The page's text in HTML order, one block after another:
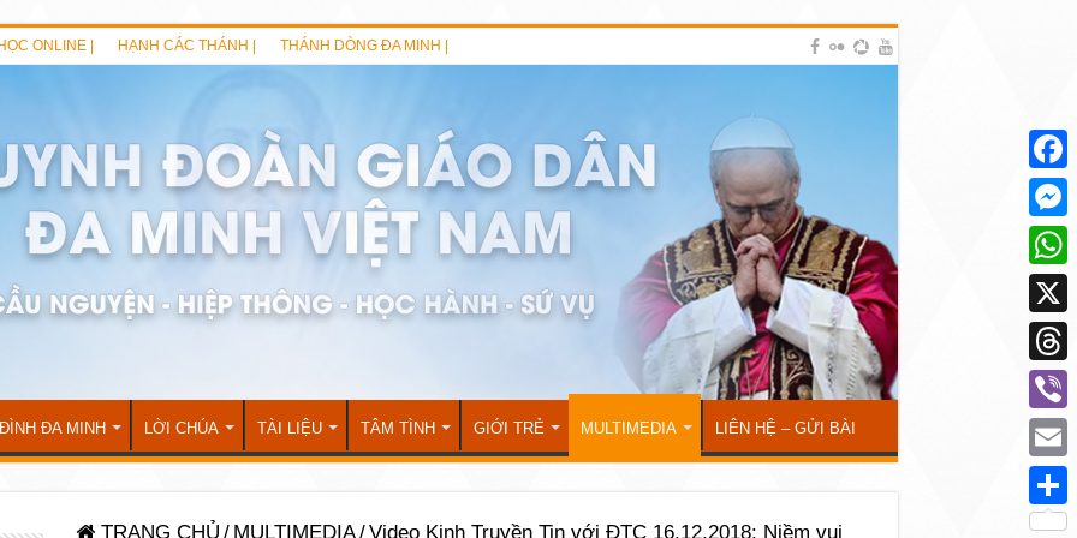
ONLINE | HẠNH CÁC THÁNH | THÁNH DÒNG ĐA MINH |
ĐA MINH LỜI CHÚA TÀI LIỆU TÂM TÌNH GIỚI TRẺ MULTIMEDIA LIÊN HỆ – GỬI BÀI
TRANG CHỦ / MULTIMEDIA/Video Kinh Truyền Tin với ĐTC 16.12.2018: Niềm vui
X
Viber